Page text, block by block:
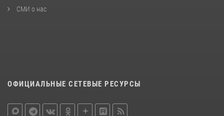
СМИ о нас
ОФИЦИАЛЬНЫЕ СЕТЕВЫЕ РЕСУРСЫ